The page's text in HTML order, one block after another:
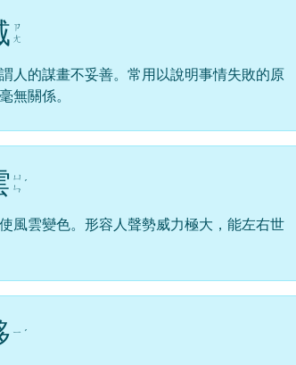
ㄗ
ㄤ
人的謀畫不妥善。常用以說明事情失敗的原
無關係。
ㄩ
ㄣ ˊ
風雲變色。形容人聲勢威力極大，能左右世
ㄧ ˊ